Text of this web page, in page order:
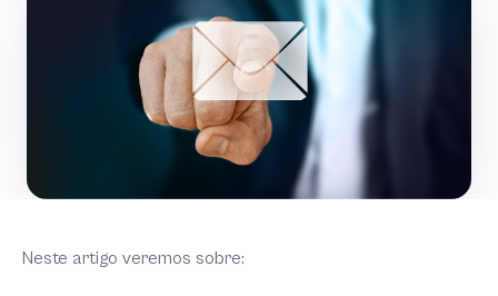
Neste artigo veremos sobre: